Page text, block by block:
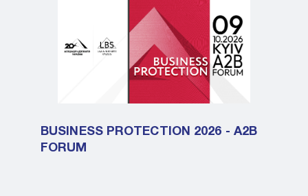
BUSINESS PROTECTION 2026 - A2B
FORUM